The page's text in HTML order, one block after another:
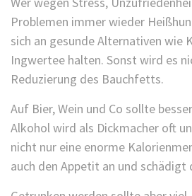
Problemen immer wieder
sich an gesunde Alternativen wie
Ingwertee halten. Sonst wird es
Reduzierung des Bauchfetts.
Auf Bier, Wein und Co sollte
Alkohol wird als Dickmacher oft
nicht nur eine enorme
auch den Appetit an und schädigt